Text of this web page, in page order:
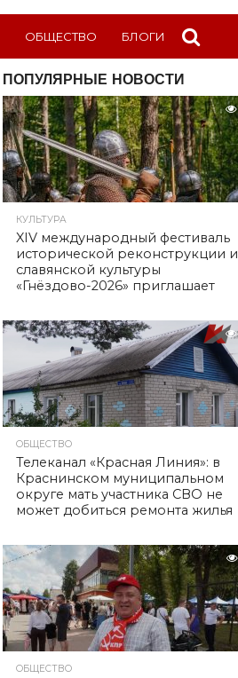
ОБЩЕСТВО БЛОГИ
ПОПУЛЯРНЫЕ НОВОСТИ
КУЛЬТУРА
XIV международный фестиваль
исторической реконструкции и
славянской культуры
«Гнёздово-2026» приглашает
ОБЩЕСТВО
Телеканал «Красная Линия»: в
Краснинском муниципальном
округе мать участника СВО не
может добиться ремонта жилья
ОБЩЕСТВО